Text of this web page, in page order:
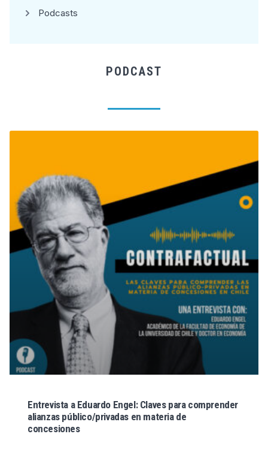
Podcasts
PODCAST
Entrevista a Eduardo Engel: Claves para comprender
alianzas público/privadas en materia de
concesiones